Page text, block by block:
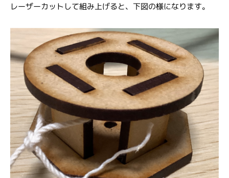
レーザーカットして組み上げると、下図の様になります。